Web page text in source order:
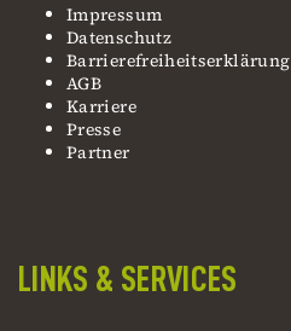
Impressum
Datenschutz
Barrierefreiheitserklärung
AGB
Karriere
Presse
Partner
LINKS & SERVICES